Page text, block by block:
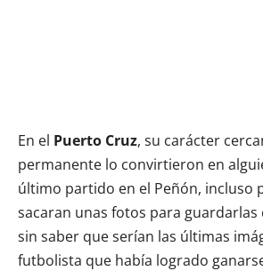
En el Puerto Cruz, su carácter
permanente lo convirtieron en
último partido en el Peñón, incluso
sacaran unas fotos para
sin saber que serían las últimas
futbolista que había logrado